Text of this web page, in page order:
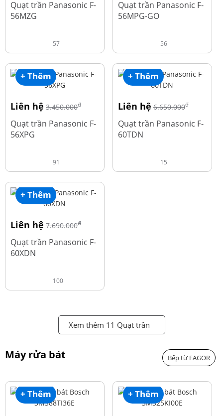
Quạt trần Panasonic F-
56MZG
57
Quạt trần Panasonic F-
56MPG-GO
56
+ Thêm
Liên hệ 3.450.000đ
Quạt trần Panasonic F-
56XPG
91
+ Thêm
Liên hệ 6.650.000đ
Quạt trần Panasonic F-
60TDN
15
+ Thêm
Liên hệ 7.690.000đ
Quạt trần Panasonic F-
60XDN
100
Xem thêm 11 Quạt trần
Máy rửa bát Bếp từ FAGOR
+ Thêm + Thêm